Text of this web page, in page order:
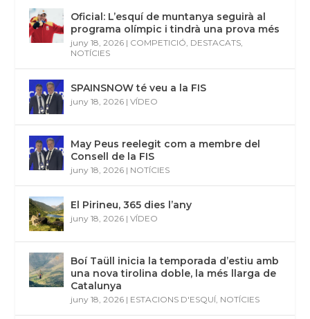
Oficial: L’esquí de muntanya seguirà al
programa olímpic i tindrà una prova més
juny 18, 2026 | COMPETICIÓ, DESTACATS,
NOTÍCIES
SPAINSNOW té veu a la FIS
juny 18, 2026 |VÍDEO
May Peus reelegit com a membre del
Consell de la FIS
juny 18, 2026 | NOTÍCIES
El Pirineu, 365 dies l’any
juny 18, 2026 |VÍDEO
Boí Taüll inicia la temporada d’estiu amb
una nova tirolina doble, la més llarga de
Catalunya
juny 18, 2026 | ESTACIONS D'ESQUÍ, NOTÍCIES